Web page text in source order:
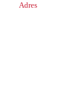
r
Adres